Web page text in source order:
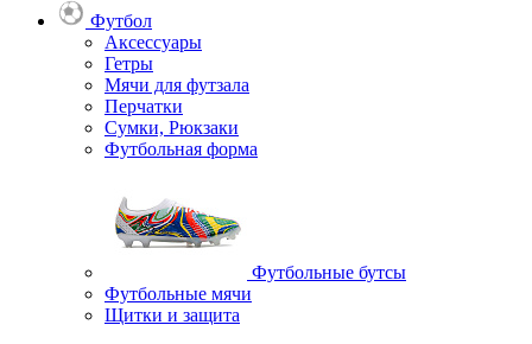
Футбол
Аксессуары
Гетры
Мячи для футзала
Перчатки
Сумки, Рюкзаки
Футбольная форма
Футбольные бутсы
Футбольные мячи
Щитки и защита